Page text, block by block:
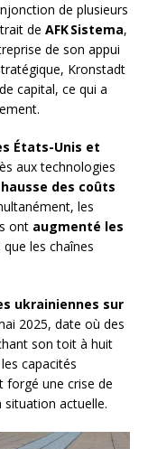
de plusieurs
de AFK Sistema,
de son appui
Kronstadt
capital, ce qui a
États-Unis et
aux technologies
hausse des coûts
les
ont augmenté les
les chaînes
ukrainiennes sur
2025, date où des
son toit à huit
capacités
forgé une crise de
actuelle.